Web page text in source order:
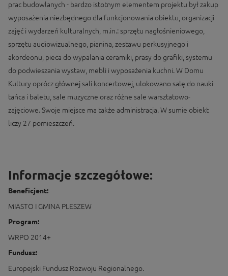
prac budowlanych - bardzo istotnym elementem projektu był zakup
wyposażenia niezbędnego dla funkcjonowania obiektu, organizacji
zajęć i wydarzeń kulturalnych, m.in.: sprzętu nagłośnieniowego,
sprzętu audiowizualnego, pianina, zestawu perkusyjnego i
akordeonu, pieca do wypalania ceramiki, prasy do grafiki, systemu
do podwieszania wystaw, mebli i wyposażenia kuchni. W Domu
Kultury oprócz głównej sali koncertowej, ulokowano salę do nauki
tańca i baletu, sale muzyczne oraz różne sale warsztatowo-
zajęciowe. Swoje miejsce ma także administracja. W sumie obiekt
liczy 27 pomieszczeń.
Informacje szczegółowe:
Beneficjent:
MIASTO I GMINA PLESZEW
Program:
WRPO 2014+
Fundusz:
Europejski Fundusz Rozwoju Regionalnego.